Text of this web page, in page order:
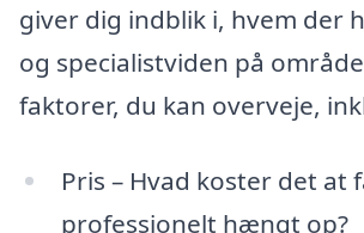
giver dig indblik i, hvem der
og specialistviden på
faktorer, du kan overveje,
Pris – Hvad koster det at
professionelt hængt op?